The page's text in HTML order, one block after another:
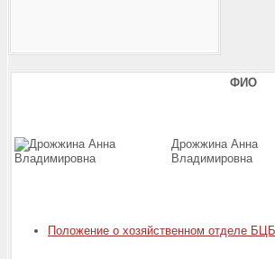
ФИО
Дрожжина Анна
Владимировна
Положение о хозяйственном отделе